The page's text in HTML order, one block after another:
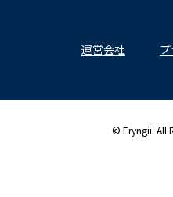
運営会社
© Eryngii. All